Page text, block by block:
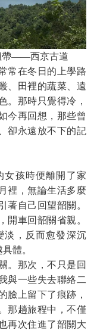
帶——西京古道
常在冬日的上學路
、田裡的蔬菜、遠
。那時只覺得冷，
今再回想，那些曾
卻永遠放不下的記
女孩時便離開了家
裡，無論生活多麼
著自己回望韶關。
開車回韶關省親。
淡，反而愈發深沉
體。
。那次，不只是回
與一些失去聯絡二
臉上留下了痕跡，
那趟旅程中，不僅
再次住進了韶關大